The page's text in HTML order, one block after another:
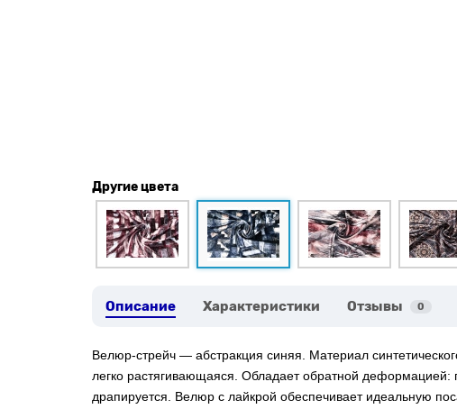
Другие цвета
Описание Характеристики Отзывы 0
Велюр-стрейч — абстракция синяя. Материал
легко растягивающаяся. Обладает обратной
драпируется. Велюр с лайкрой обеспечивает идеальную